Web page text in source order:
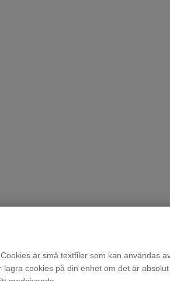
är små textfiler som kan användas
cookies på din enhet om det är